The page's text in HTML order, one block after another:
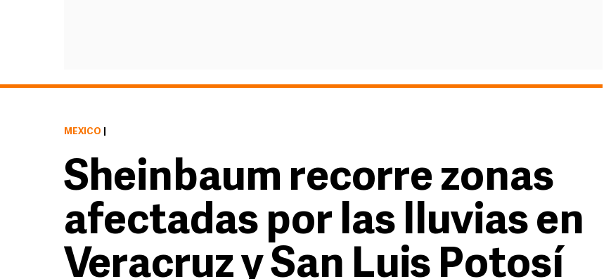
MÉXICO
Sheinbaum recorre zonas
afectadas por las lluvias en
Veracruz y San Luis Potosí